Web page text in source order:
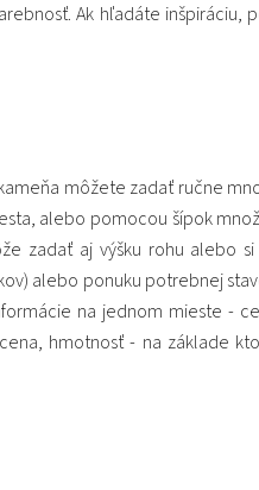
Ak hľadáte inšpiráciu,
môžete zadať ručne
alebo pomocou šípok
zadať aj výšku rohu alebo
alebo ponuku potrebnej
na jednom mieste -
hmotnosť - na základe